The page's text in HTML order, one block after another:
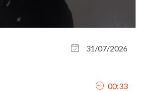
31/07/2026
00:33